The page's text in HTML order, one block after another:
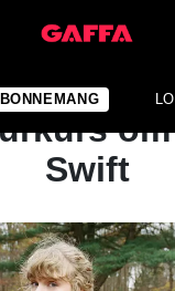
NYHET
Swift